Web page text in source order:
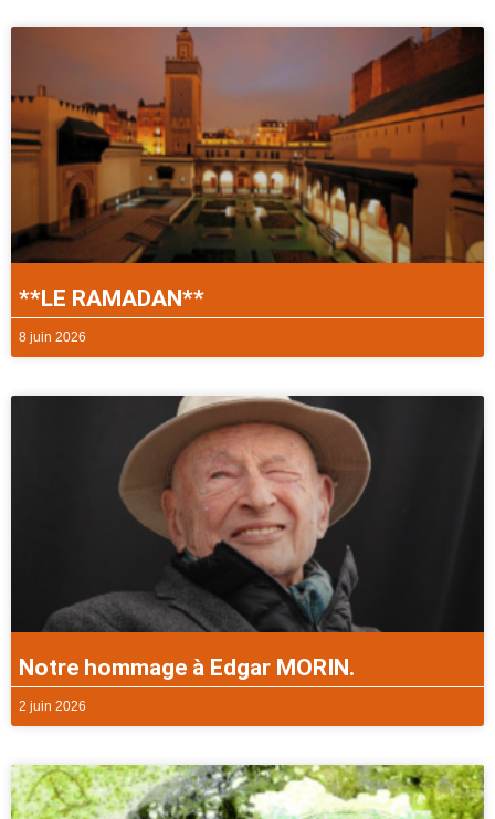
**LE RAMADAN**
8 juin 2026
Notre hommage à Edgar MORIN.
2 juin 2026